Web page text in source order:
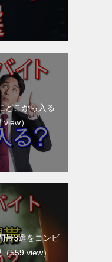
どこから入る
）
帯3選をコンビ
（559 view）